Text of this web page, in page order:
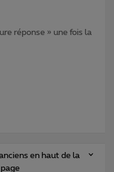
réponse » une fois la
en haut de la
page